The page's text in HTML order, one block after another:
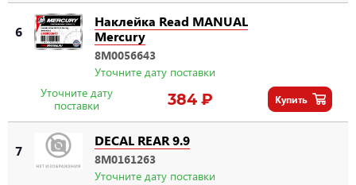
6
Наклейка Read MANUAL
Mercury
8M0056643
Уточните дату поставки
Уточните дату
поставки
384 ₽ Купить
7
DECAL REAR 9.9
8M0161263
Уточните дату поставки